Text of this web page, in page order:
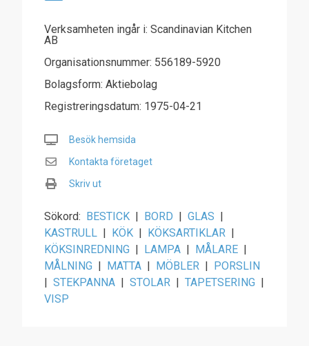
Verksamheten ingår i: Scandinavian Kitchen
AB
Organisationsnummer: 556189-5920
Bolagsform: Aktiebolag
Registreringsdatum: 1975-04-21
Besök hemsida
Kontakta företaget
Skriv ut
Sökord: BESTICK | BORD | GLAS |
KASTRULL | KÖK | KÖKSARTIKLAR |
KÖKSINREDNING | LAMPA | MÅLARE |
MÅLNING | MATTA | MÖBLER | PORSLIN
| STEKPANNA | STOLAR | TAPETSERING |
VISP